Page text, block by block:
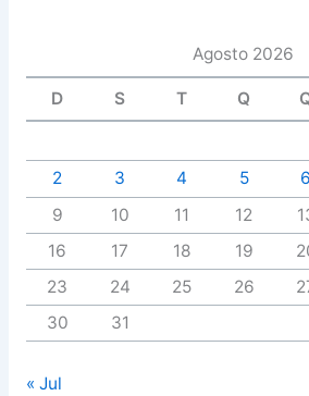
Agosto 2026
D S T Q
2
3 4 5 6
9
10 11 12
16
17 18 19
23
24 25 26
30
31
« Jul